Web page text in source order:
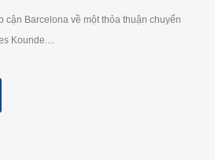
cận Barcelona về một thỏa thuận chuyển
Kounde....